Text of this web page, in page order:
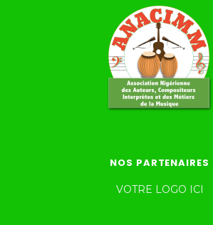
NOS PARTENAIRES
VOTRE LOGO ICI